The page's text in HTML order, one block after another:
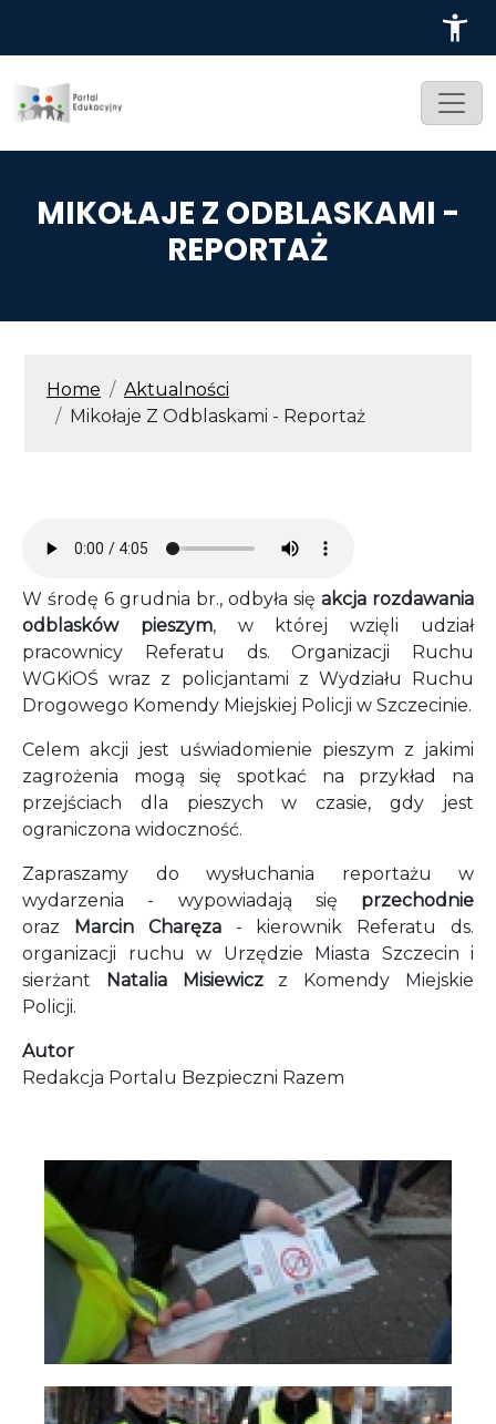
MIKOŁAJE Z ODBLASKAMI -
REPORTAŻ
ŚCIEŻKA NAWIGACYJNA
Home
Aktualności
Mikołaje Z Odblaskami - Reportaż
W środę 6 grudnia br., odbyła się akcja rozdawania
odblasków pieszym, w której wzięli udział
pracownicy Referatu ds. Organizacji Ruchu
WGKiOŚ wraz z policjantami z Wydziału Ruchu
Drogowego Komendy Miejskiej Policji w Szczecinie.
Celem akcji jest uświadomienie pieszym z jakimi
zagrożenia mogą się spotkać na przykład na
przejściach dla pieszych w czasie, gdy jest
ograniczona widoczność.
Zapraszamy do wysłuchania reportażu w
wydarzenia - wypowiadają się przechodnie
oraz
Marcin Charęza- kierownik Referatu ds.
organizacji ruchu w Urzędzie Miasta Szczecin i
sierżant
Natalia Misiewiczz Komendy Miejskie
Policji.
Autor
Redakcja Portalu Bezpieczni Razem